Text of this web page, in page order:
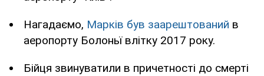
Нагадаємо, Марків був заарештований в
аеропорту Болоньї влітку 2017 року.
Бійця звинуватили в причетності до смерті